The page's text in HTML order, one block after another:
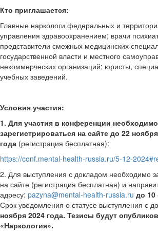
Кто приглашается:
Главные наркологи федеральных и
управления здравоохранением; врачи
представители смежных медицинских
государственной власти и местного
некоммерческих организаций; юристы,
учебных заведений.
Условия участия:
1. Для участия в конференции необходимо
зарегистрироваться на сайте до 22
года (регистрация бесплатная):
https://conf.mental-health-russia.ru/5-12-
2. Для выступления с докладом необходимо
на сайте (регистрация бесплатная) и
адресу: pazyna@mental-health-russia.ru до 10
Срок уведомления о статусе выступления с
ноября 2024 года. Тезисы будут
«Наркология».